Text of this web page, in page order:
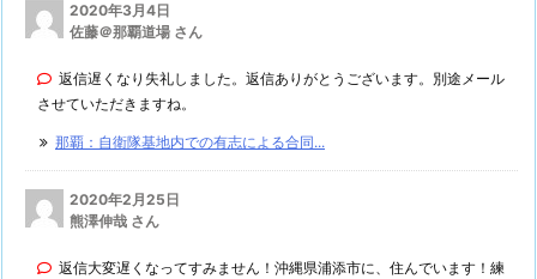
2020年3月4日
佐藤＠那覇道場 さん
返信遅くなり失礼しました。返信ありがとうございます。別途メール
させていただきますね。
那覇：自衛隊基地内での有志による合同...
2020年2月25日
熊澤伸哉 さん
返信大変遅くなってすみません！沖縄県浦添市に、住んでいます！練